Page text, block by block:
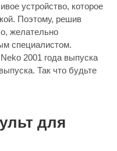
устройство, которое
Поэтому, решив
желательно
специалистом.
2001 года выпуска
Так что будьте
для